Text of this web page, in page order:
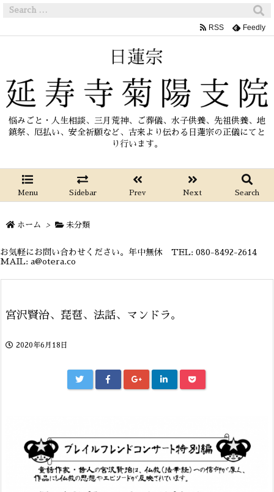
悩みごと・人生相談、三月荒神、ご葬儀、水子供養、先祖供養、地
鎮祭、厄払い、安全祈願など、古来より伝わる日蓮宗の正儀にてと
り行います。
Menu Sidebar Prev Next Search
RSS Feedly
ホーム > 未分類
お気軽にお問い合わせください。年中無休 TEL: 080-8492-2614
MAIL: a@otera.co
宮沢賢治、琵琶、法話、マンドラ。
2020年6月18日